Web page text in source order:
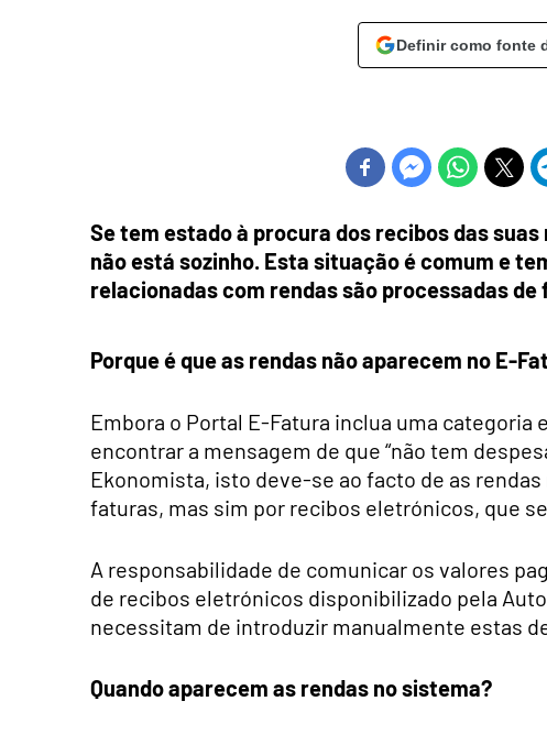
Definir como fonte
Se tem estado à procura dos recibos das
não está sozinho. Esta situação é comum e
relacionadas com rendas são processadas
Porque é que as rendas não aparecem no E-
Embora o Portal E-Fatura inclua uma categoria
encontrar a mensagem de que “não tem
Ekonomista, isto deve-se ao facto de as
faturas, mas sim por recibos eletrónicos, que
A responsabilidade de comunicar os valores
de recibos eletrónicos disponibilizado pela
necessitam de introduzir manualmente estas
Quando aparecem as rendas no sistema?